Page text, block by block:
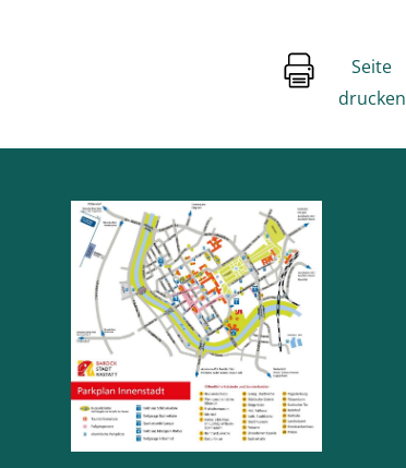
Seite
drucken